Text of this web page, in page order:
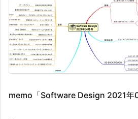
memo「Software Design 2021年